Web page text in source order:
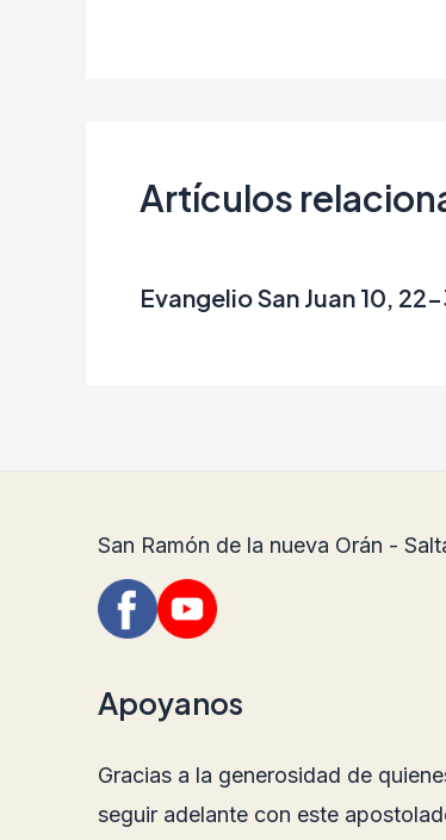
Artículos
Evangelio San Juan 10,
San Ramón de la nueva Orán -
Apoyanos
Gracias a la generosidad de
seguir adelante con este